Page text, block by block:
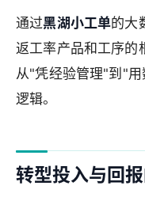
通过黑湖小工单的大
返工率产品和工序的
从"凭经验管理"到"
逻辑。
转型投入与回